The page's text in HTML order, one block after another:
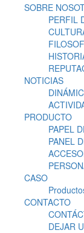
SOBRE
PERFIL
NOTICIAS
PRODUCTO
PAPEL
PANEL
CASO
CONTACTO
DEJAR